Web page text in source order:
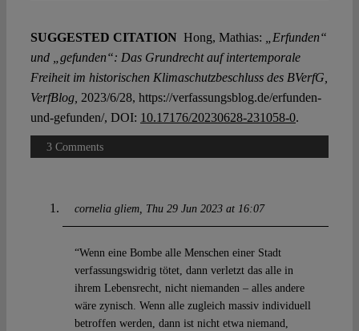
SUGGESTED CITATION Hong, Mathias: „Erfunden“
und „gefunden“: Das Grundrecht auf intertemporale
Freiheit im historischen Klimaschutzbeschluss des BVerfG,
VerfBlog, 2023/6/28, https://verfassungsblog.de/erfunden-
und-gefunden/, DOI: 10.17176/20230628-231058-0.
3 Comments
cornelia gliem Thu 29 Jun 2023 at 16:07
“Wenn eine Bombe alle Menschen einer Stadt
verfassungswidrig tötet, dann verletzt das alle in
ihrem Lebensrecht, nicht niemanden – alles andere
wäre zynisch. Wenn alle zugleich massiv individuell
betroffen werden, dann ist nicht etwa niemand,